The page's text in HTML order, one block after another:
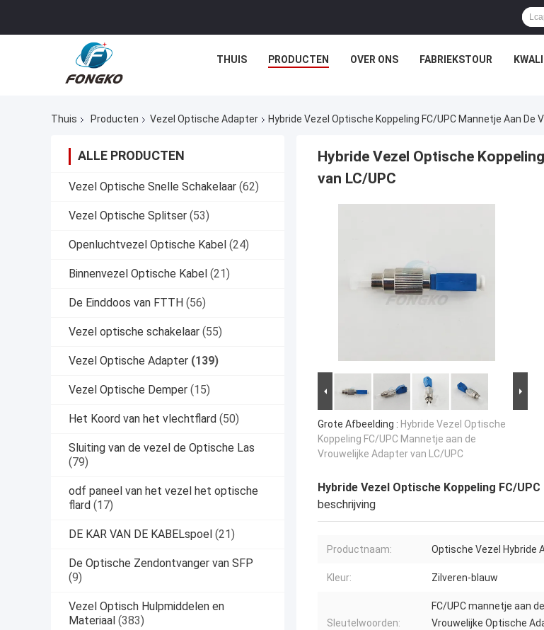
THUIS PRODUCTEN OVER ONS FABRIEKSTOUR
Thuis Producten Vezel Optische Adapter Hybride Vezel Optische Koppeling FC/UPC Mannetje Aan De
ALLE PRODUCTEN
Vezel Optische Snelle Schakelaar (62)
Vezel Optische Splitser (53)
Openluchtvezel Optische Kabel (24)
Binnenvezel Optische Kabel (21)
De Einddoos van FTTH (56)
Vezel optische schakelaar (55)
Vezel Optische Adapter (139)
Vezel Optische Demper (15)
Het Koord van het vlechtflard (50)
Sluiting van de vezel de Optische Las
(79)
odf paneel van het vezel het optische
flard (17)
DE KAR VAN DE KABELspoel (21)
De Optische Zendontvanger van SFP
(9)
Vezel Optisch Hulpmiddelen en
Materiaal (383)
Hybride Vezel Optische
van LC/UPC
Grote Afbeelding : Hybride Vezel Optische
Koppeling FC/UPC Mannetje aan de
Vrouwelijke Adapter van LC/UPC
Hybride Vezel Optische Koppeling FC/
beschrijving
Productnaam: Optische Vezel Hybride
Kleur: Zilveren-blauw
Sleutelwoorden:
FC/UPC mannetje aan de
Vrouwelijke Optische